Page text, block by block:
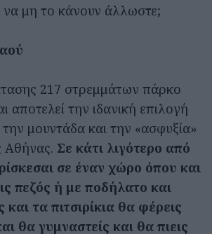
να μη το κάνουν άλλωστε;
217 στρεμμάτων πάρκο
αποτελεί την ιδανική επιλογή
μουντάδα και την «ασφυξία»
Αθήνας. Σε κάτι λιγότερο από
σε έναν χώρο όπου και
πεζός ή με ποδήλατο και
και τα πιτσιρίκια θα φέρεις
θα γυμναστείς και θα πιεις